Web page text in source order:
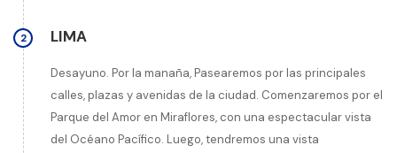
2 LIMA
Desayuno. Por la manaña, Pasearemos por las principales
calles, plazas y avenidas de la ciudad. Comenzaremos por el
Parque del Amor en Miraflores, con una espectacular vista
del Océano Pacífico. Luego, tendremos una vista